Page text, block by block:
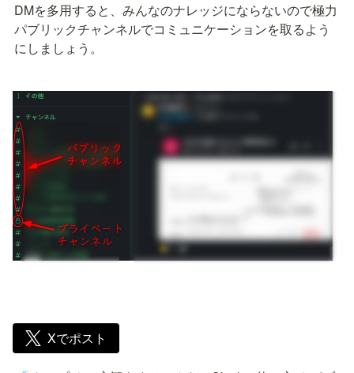
DMを多用すると、みんなのナレッジにならないので極力
パブリックチャンネルでコミュニケーションを取るよう
にしましょう。
Xでポスト